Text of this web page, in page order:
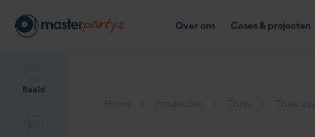
Over ons Cases & projecten
Beeld